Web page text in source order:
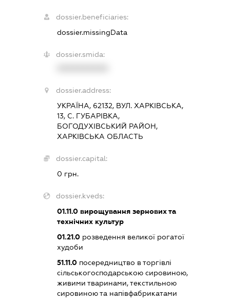
dossier.beneficiaries:
dossier.missingData
dossier.smida:
dossier.address:
УКРАЇНА, 62132, ВУЛ. ХАРКІВСЬКА,
13, С. ГУБАРІВКА,
БОГОДУХІВСЬКИЙ РАЙОН,
ХАРКІВСЬКА ОБЛАСТЬ
dossier.capital:
0 грн.
dossier.kveds:
01.11.0вирощування зернових та
технічних культур
01.21.0розведення великої рогатої
худоби
51.11.0посередництво в торгівлі
сільськогосподарською сировиною,
живими тваринами, текстильною
сировиною та напівфабрикатами